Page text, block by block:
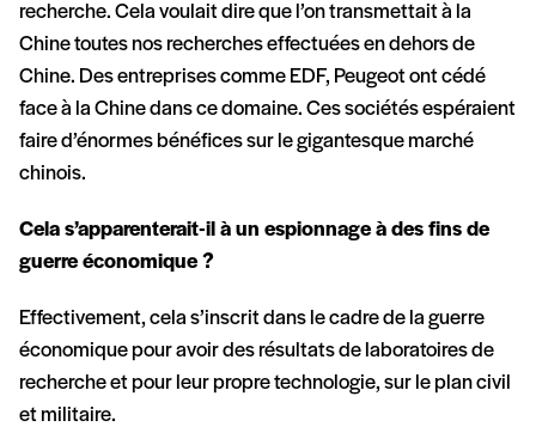
recherche. Cela voulait dire que l’on transmettait à la
Chine toutes nos recherches effectuées en dehors de
Chine. Des entreprises comme EDF, Peugeot ont cédé
face à la Chine dans ce domaine. Ces sociétés espéraient
faire d’énormes bénéfices sur le gigantesque marché
chinois.
Cela s’apparenterait-il à un espionnage à des fins de
guerre économique ?
Effectivement, cela s’inscrit dans le cadre de la guerre
économique pour avoir des résultats de laboratoires de
recherche et pour leur propre technologie, sur le plan civil
et militaire.